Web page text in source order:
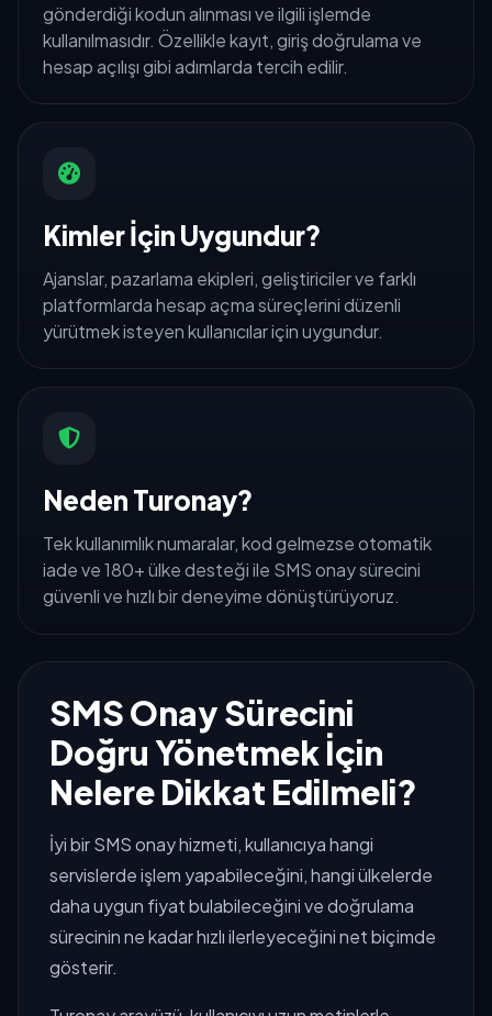
gönderdiği kodun alınması ve ilgili işlemde
kullanılmasıdır. Özellikle kayıt, giriş doğrulama ve
hesap açılışı gibi adımlarda tercih edilir.
Kimler İçin Uygundur?
Ajanslar, pazarlama ekipleri, geliştiriciler ve farklı
platformlarda hesap açma süreçlerini düzenli
yürütmek isteyen kullanıcılar için uygundur.
Neden Turonay?
Tek kullanımlık numaralar, kod gelmezse otomatik
iade ve 180+ ülke desteği ile SMS onay sürecini
güvenli ve hızlı bir deneyime dönüştürüyoruz.
SMS Onay Sürecini
Doğru Yönetmek İçin
Nelere Dikkat Edilmeli?
İyi bir SMS onay hizmeti, kullanıcıya hangi
servislerde işlem yapabileceğini, hangi ülkelerde
daha uygun fiyat bulabileceğini ve doğrulama
sürecinin ne kadar hızlı ilerleyeceğini net biçimde
gösterir.